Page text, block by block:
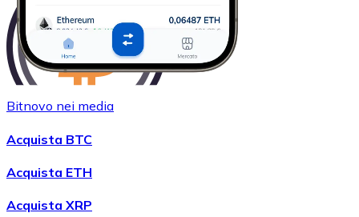
AcquistareWrapped Bitcoin
Bitnovo nei media
Acquista BTC
Acquista ETH
Acquista XRP